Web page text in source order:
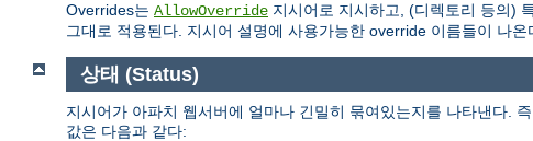
Overrides는 AllowOverride 지시어로 지시하고, (디렉토리 등의)
그대로 적용된다. 지시어 설명에 사용가능한 override 이름들이 나온
상태 (Status)
지시어가 아파치 웹서버에 얼마나 긴밀히 묶여있는지를 나타낸다.
값은 다음과 같다: